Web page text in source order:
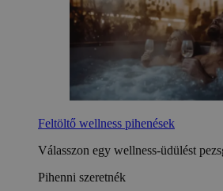
Feltöltő wellness pihenések
Válasszon egy wellness-üdülést
Pihenni szeretnék